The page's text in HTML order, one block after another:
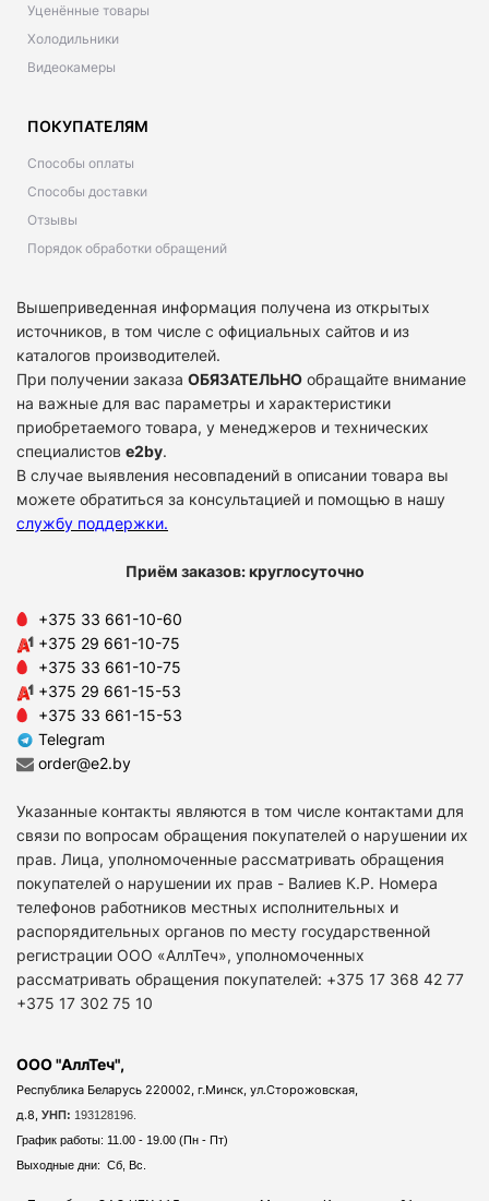
Уценённые товары
Холодильники
Видеокамеры
ПОКУПАТЕЛЯМ
Способы оплаты
Способы доставки
Отзывы
Порядок обработки обращений
Вышеприведенная информация получена из открытых
источников, в том числе с официальных сайтов и из
каталогов производителей.
При получении заказа ОБЯЗАТЕЛЬНО обращайте внимание
на важные для вас параметры и характеристики
приобретаемого товара, у менеджеров и технических
специалистов e2by.
В случае выявления несовпадений в описании товара вы
можете обратиться за консультацией и помощью в нашу
службу поддержки.
Приём заказов: круглосуточно
+375 33 661-10-60
+375 29 661-10-75
+375 33 661-10-75
+375 29 661-15-53
+375 33 661-15-53
Telegram
order@e2.by
Указанные контакты являются в том числе контактами для
связи по вопросам обращения покупателей о нарушении их
прав. Лица, уполномоченные рассматривать обращения
покупателей о нарушении их прав - Валиев К.Р. Номера
телефонов работников местных исполнительных и
распорядительных органов по месту государственной
регистрации ООО «АллТеч», уполномоченных
рассматривать обращения покупателей: +375 17 368 42 77
+375 17 302 75 10
ООО "АллТеч",
Республика Беларусь 220002, г.Минск, ул.Сторожовская,
д.8, УНП: 193128196.
График работы: 11.00 - 19.00 (Пн - Пт)
Выходные дни: Сб, Вс.